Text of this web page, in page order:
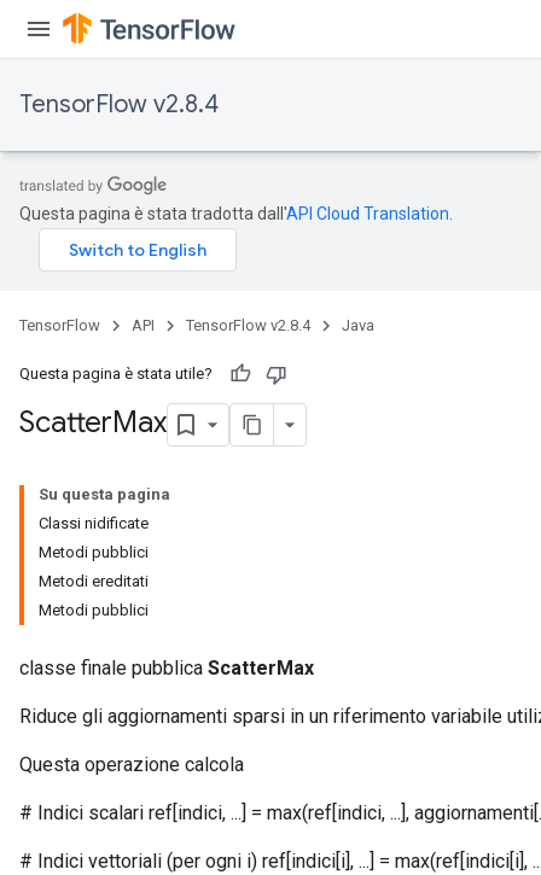
TensorFlow v2.8.4
Questa pagina è stata tradotta dall'API Cloud Translation
TensorFlow API TensorFlow v2.8.4 Java
Questa pagina è stata utile?
ScatterMax
Su questa pagina
Classi nidificate
Metodi pubblici
Metodi ereditati
Metodi pubblici
classe finale pubblica ScatterMax
Riduce gli aggiornamenti sparsi in un riferimento variabile
Questa operazione calcola
# Indici scalari ref[indici, ...] = max(ref[indici, ...],
# Indici vettoriali (per ogni i) ref[indici[i], ...] = max(ref[indici[i],